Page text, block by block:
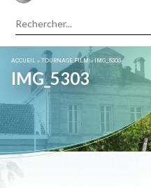
ACCUEIL »TOURNAGE FILM» IMG_5303
IMG_5303